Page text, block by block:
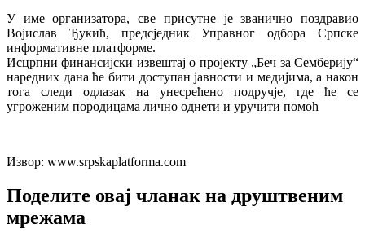
У име организатора, све присутне је званично поздравио
Војислав Ђукић, предсједник Управног одбора Српске
информативне платформе.
Исцрпни финансијски извештај о пројекту „Беч за Семберију“
наредних дана ће бити доступан јавности и медијима, а након
тога следи одлазак на унесрећено подручје, где ће се
угроженим породицама лично однети и уручити помоћ
Извор: www.srpskaplatforma.com
Поделите овај чланак на друштвеним
мрежама